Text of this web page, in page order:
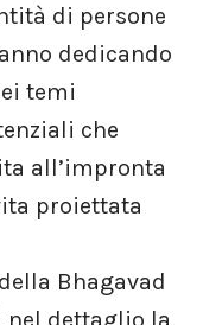
di persone
dedicando
temi
che
all’impronta
proiettata
Bhagavad
nel dettaglio la